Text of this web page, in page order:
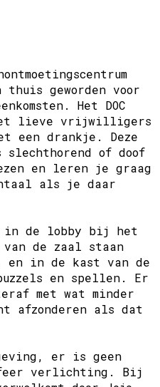
thuis geworden voor
Het DOC
lieve vrijwilligers
een drankje. Deze
of doof
en leren je graag
als je daar
in de lobby bij het
van de zaal staan
in de kast van de
en spellen. Er
met wat minder
afzonderen als dat
er is geen
sfeer verlichting. Bij